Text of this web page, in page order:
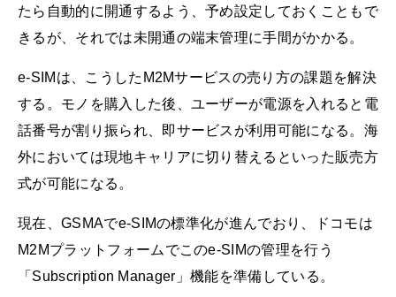
たら自動的に開通するよう、予め設定しておくこともで
きるが、それでは未開通の端末管理に手間がかかる。
e-SIMは、こうしたM2Mサービスの売り方の課題を解決
する。モノを購入した後、ユーザーが電源を入れると電
話番号が割り振られ、即サービスが利用可能になる。海
外においては現地キャリアに切り替えるといった販売方
式が可能になる。
現在、GSMAでe-SIMの標準化が進んでおり、ドコモは
M2Mプラットフォームでこのe-SIMの管理を行う
「Subscription Manager」機能を準備している。